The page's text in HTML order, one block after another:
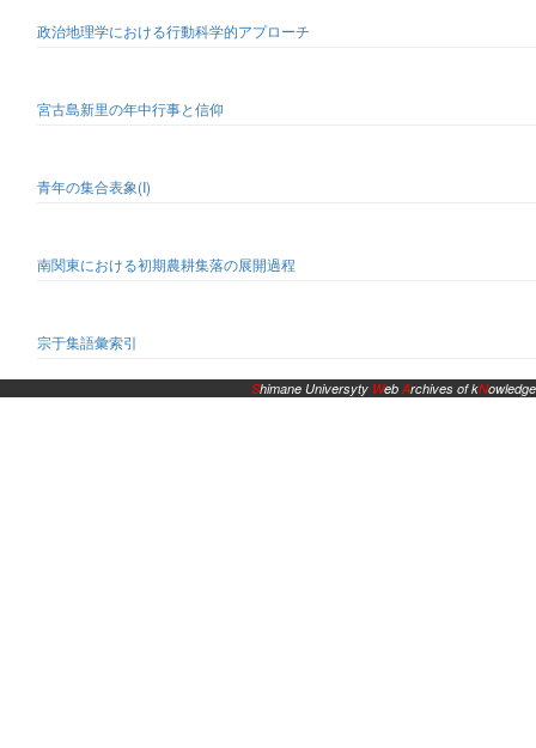
政治地理学における行動科学的アプローチ
宮古島新里の年中行事と信仰
青年の集合表象(I)
南関東における初期農耕集落の展開過程
宗于集語彙索引
Shimane Universyty WebArchives of kNowledge